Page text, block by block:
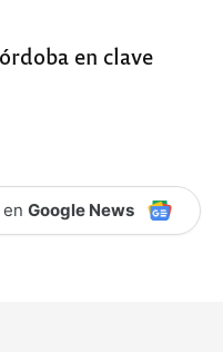
en clave
en Google News